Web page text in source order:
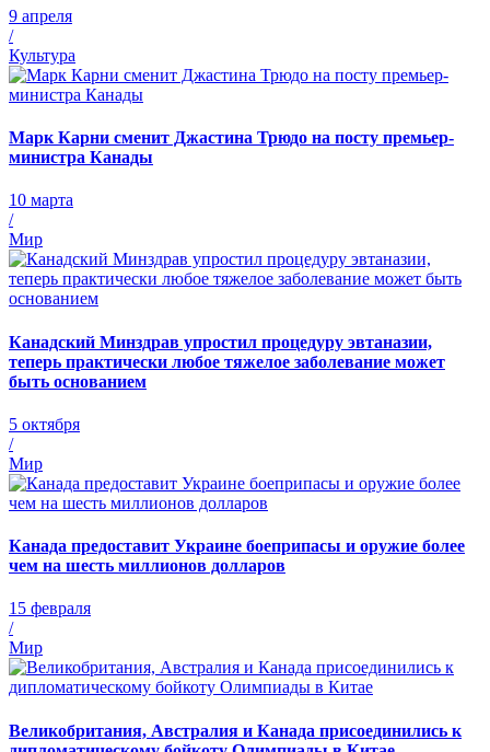
9 апреля
/
Культура
Марк Карни сменит Джастина Трюдо на посту премьер-
министра Канады
10 марта
/
Мир
Канадский Минздрав упростил процедуру эвтаназии,
теперь практически любое тяжелое заболевание может
быть основанием
5 октября
/
Мир
Канада предоставит Украине боеприпасы и оружие более
чем на шесть миллионов долларов
15 февраля
/
Мир
Великобритания, Австралия и Канада присоединились к